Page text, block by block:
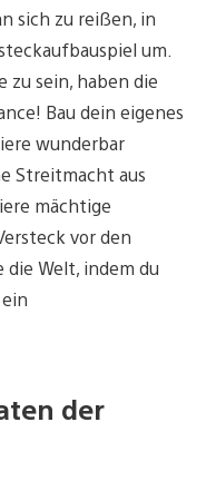
sich zu reißen, in
um.
zu sein, haben die
Bau dein eigenes
wunderbar
Streitmacht aus
mächtige
vor den
Welt, indem du
der